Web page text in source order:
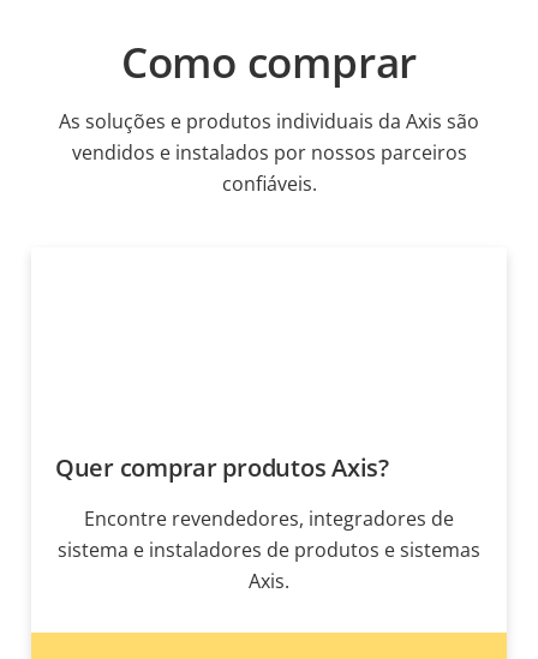
Como comprar
As soluções e produtos individuais da Axis são
vendidos e instalados por nossos parceiros
confiáveis.
Quer comprar produtos Axis?
Encontre revendedores, integradores de
sistema e instaladores de produtos e sistemas
Axis.